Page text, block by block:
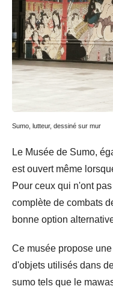
Sumo, lutteur, dessiné sur mur
Le Musée de Sumo,
est ouvert même
Pour ceux qui n'ont
complète de combats
bonne option
Ce musée propose
d'objets utilisés dans
sumo tels que le